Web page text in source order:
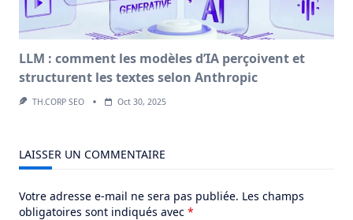
LLM : comment les modèles d’IA perçoivent et
structurent les textes selon Anthropic
TH.CORP SEO Oct 30, 2025
LAISSER UN COMMENTAIRE
Votre adresse e-mail ne sera pas publiée. Les champs
obligatoires sont indiqués avec *